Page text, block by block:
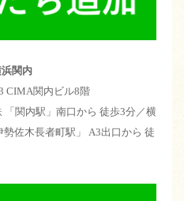
関内
CIMA関内ビル8階
「関内駅」南口から 徒歩3分／横
佐木長者町駅」 A3出口から 徒